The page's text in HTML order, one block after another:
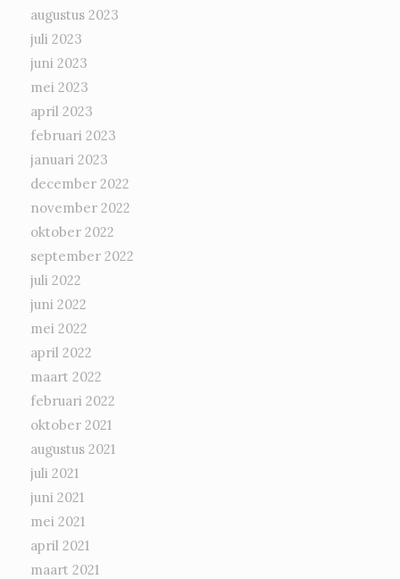
augustus 2023
juli 2023
juni 2023
mei 2023
april 2023
februari 2023
januari 2023
december 2022
november 2022
oktober 2022
september 2022
juli 2022
juni 2022
mei 2022
april 2022
maart 2022
februari 2022
oktober 2021
augustus 2021
juli 2021
juni 2021
mei 2021
april 2021
maart 2021